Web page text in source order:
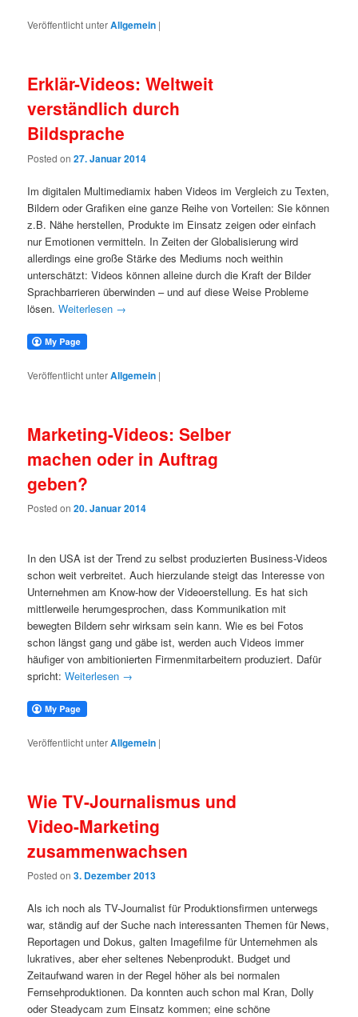
Veröffentlicht unterAllgemein |
Erklär-Videos: Weltweit
verständlich durch
Bildsprache
Posted on27. Januar 2014
Im digitalen Multimediamix haben Videos im Vergleich zu Texten,
Bildern oder Grafiken eine ganze Reihe von Vorteilen: Sie können
z.B. Nähe herstellen, Produkte im Einsatz zeigen oder einfach
nur Emotionen vermitteln. In Zeiten der Globalisierung wird
allerdings eine große Stärke des Mediums noch weithin
unterschätzt: Videos können alleine durch die Kraft der Bilder
Sprachbarrieren überwinden – und auf diese Weise Probleme
lösen.Weiterlesen →
Veröffentlicht unterAllgemein |
Marketing-Videos: Selber
machen oder in Auftrag
geben?
Posted on20. Januar 2014
In den USA ist der Trend zu selbst produzierten Business-Videos
schon weit verbreitet. Auch hierzulande steigt das Interesse von
Unternehmen am Know-how der Videoerstellung. Es hat sich
mittlerweile herumgesprochen, dass Kommunikation mit
bewegten Bildern sehr wirksam sein kann. Wie es bei Fotos
schon längst gang und gäbe ist, werden auch Videos immer
häufiger von ambitionierten Firmenmitarbeitern produziert. Dafür
spricht:Weiterlesen →
Veröffentlicht unterAllgemein |
Wie TV-Journalismus und
Video-Marketing
zusammenwachsen
Posted on3. Dezember 2013
Als ich noch als TV-Journalist für Produktionsfirmen unterwegs
war, ständig auf der Suche nach interessanten Themen für News,
Reportagen und Dokus, galten Imagefilme für Unternehmen als
lukratives, aber eher seltenes Nebenprodukt. Budget und
Zeitaufwand waren in der Regel höher als bei normalen
Fernsehproduktionen. Da konnten auch schon mal Kran, Dolly
oder Steadycam zum Einsatz kommen; eine schöne